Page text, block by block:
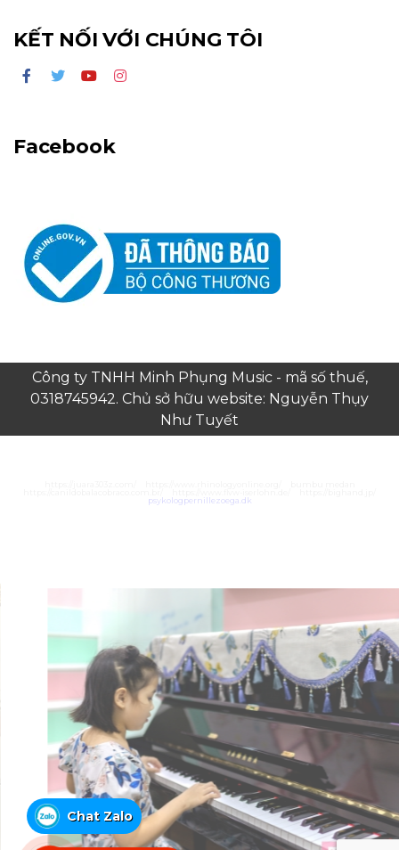
KẾT NỐI VỚI CHÚNG TÔI
Facebook
Công ty TNHH Minh Phụng Music - mã số thuế,
0318745942. Chủ sở hữu website: Nguyễn Thụy
Như Tuyết
Chat Zalo
psykologpernillezoega.dk